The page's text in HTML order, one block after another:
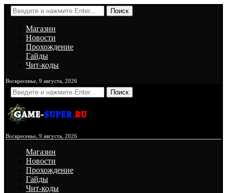
Поиск
Магазин
Новости
Прохождение
Гайды
Чит-коды
Воскресенье, 9 августа, 2026
Поиск
Воскресенье, 9 августа, 2026
Магазин
Новости
Прохождение
Гайды
Чит-коды